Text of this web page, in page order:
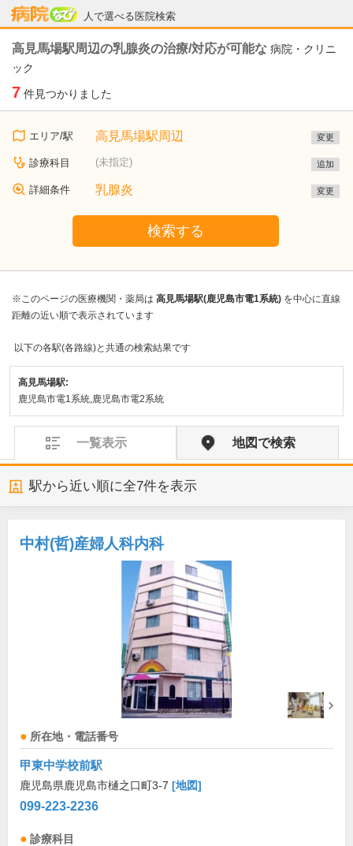
人で選べる医院検索
病院なび
高見馬場駅周辺の乳腺炎の治療/対応が可能な 病院・クリニ
ック
7 件見つかりました
エリア/駅 高見馬場駅周辺 変更
診療科目 (未指定) 追加
詳細条件 乳腺炎 変更
検索する
※このページの医療機関・薬局は 高見馬場駅(鹿児島市電1系統) を中心に直線
距離の近い順で表示されています
以下の各駅(各路線)と共通の検索結果です
高見馬場駅:
鹿児島市電1系統,鹿児島市電2系統
一覧表示 地図で検索
駅から近い順に全7件を表示
中村(哲)産婦人科内科
所在地・電話番号
甲東中学校前駅
鹿児島県鹿児島市樋之口町3-7 [地図]
099-223-2236
診療科目